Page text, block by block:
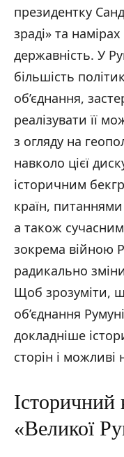
президентку
зраді» та
державність. У
більшість
об’єднання,
реалізувати її
з огляду на
навколо цієї
історичним
країн, питаннями
а також
зокрема війною
радикально
Щоб зрозуміти,
об’єднання
докладніше
сторін і можливі
Історичний
«Великої